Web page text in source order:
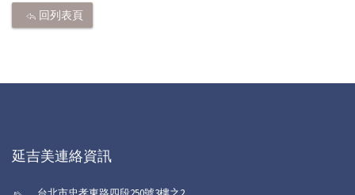
回列表頁
延吉美連絡資訊